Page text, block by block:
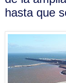
hasta que